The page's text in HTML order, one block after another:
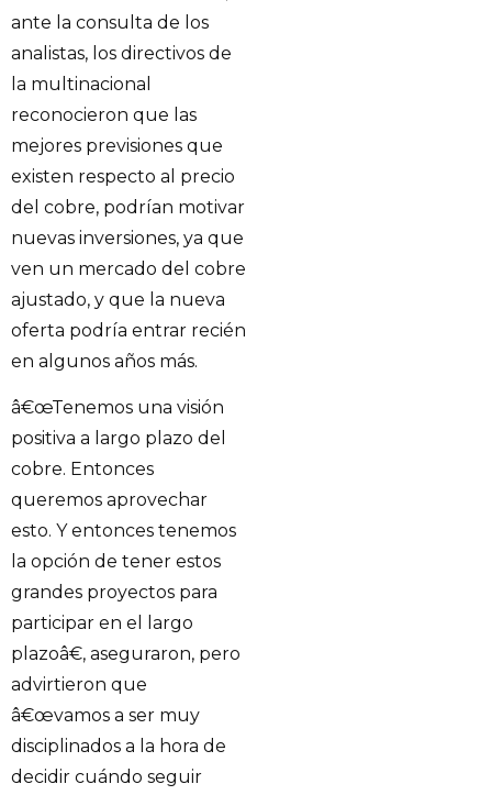
ante la consulta de los
analistas, los directivos de
la multinacional
reconocieron que las
mejores previsiones que
existen respecto al precio
del cobre, podrían motivar
nuevas inversiones, ya que
ven un mercado del cobre
ajustado, y que la nueva
oferta podría entrar recién
en algunos años más.
â€œTenemos una visión
positiva a largo plazo del
cobre. Entonces
queremos aprovechar
esto. Y entonces tenemos
la opción de tener estos
grandes proyectos para
participar en el largo
plazoâ€, aseguraron, pero
advirtieron que
â€œvamos a ser muy
disciplinados a la hora de
decidir cuándo seguir